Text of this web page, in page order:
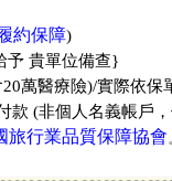
約保障)
予 貴單位備查}
萬醫療險)/實際依保
款 (非個人名義帳戶
旅行業品質保障協會